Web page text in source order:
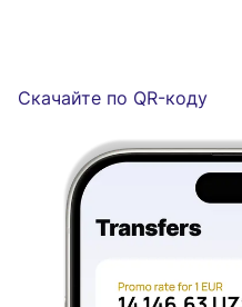
Скачайте по QR-коду